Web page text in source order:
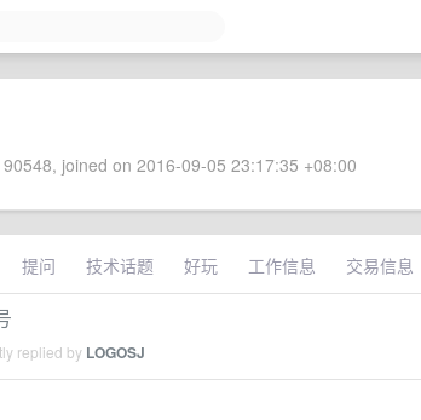
joined on 2016-09-05 23:17:35 +08:00
提问 技术话题 好玩 工作信息 交易信息
replied by LOGOSJ